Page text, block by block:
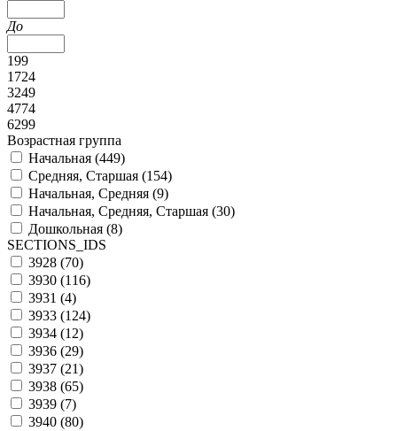
До
199
1724
3249
4774
6299
Возрастная группа
Начальная (449)
Средняя, Старшая (154)
Начальная, Средняя (9)
Начальная, Средняя, Старшая (30)
Дошкольная (8)
SECTIONS_IDS
3928 (70)
3930 (116)
3931 (4)
3933 (124)
3934 (12)
3936 (29)
3937 (21)
3938 (65)
3939 (7)
3940 (80)